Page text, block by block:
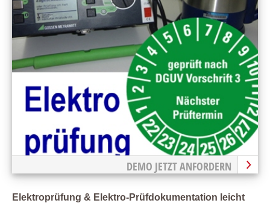
DEMO JETZT ANFORDERN
Elektroprüfung & Elektro-Prüfdokumentation leicht